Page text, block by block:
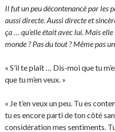
Il fut un peu décontenancé par les
aussi directe. Aussi directe et
ça … qu’elle était avec lui. Mais
monde ? Pas du tout ? Même pas
« S’il te plaît … Dis-moi que tu
que tu m’en veux. »
« Je t’en veux un peu. Tu es
tu es encore parti de ton côté
considération mes sentiments.